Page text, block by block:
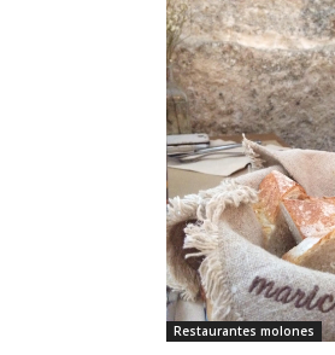
Restaurantes molones